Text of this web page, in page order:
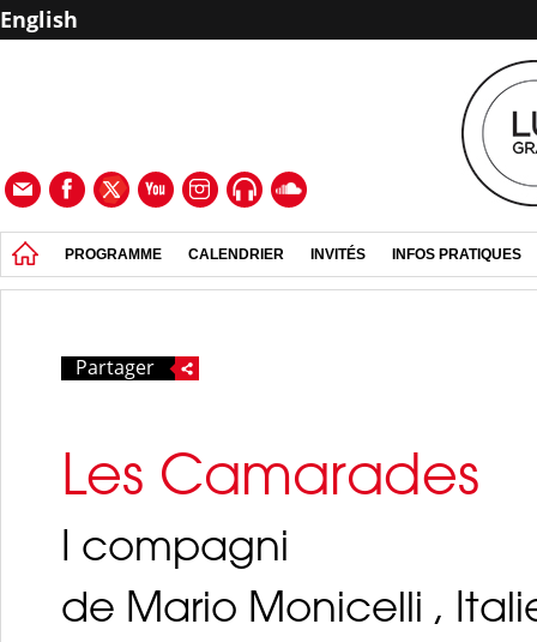
English
PROGRAMME CALENDRIER INVITÉS INFOS PRATIQUES
Partager
Les Camarades
I compagni
de Mario Monicelli ,